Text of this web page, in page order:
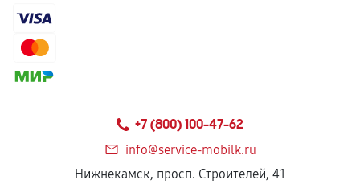
+7 (800) 100-47-62
info@service-mobilk.ru
Нижнекамск, просп. Строителей, 41